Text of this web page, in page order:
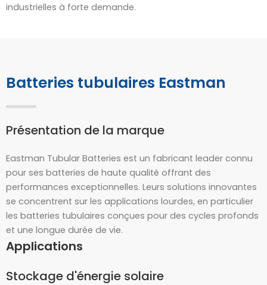
industrielles à forte demande.
Batteries tubulaires Eastman
Présentation de la marque
Eastman Tubular Batteries est un fabricant leader connu
pour ses batteries de haute qualité offrant des
performances exceptionnelles. Leurs solutions innovantes
se concentrent sur les applications lourdes, en particulier
les batteries tubulaires conçues pour des cycles profonds
et une longue durée de vie.
Applications
Stockage d'énergie solaire